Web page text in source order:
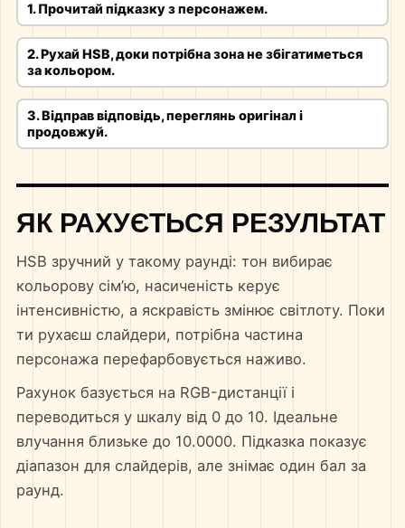
1. Прочитай підказку з персонажем.
2. Рухай HSB, доки потрібна зона не збігатиметься
за кольором.
3. Відправ відповідь, переглянь оригінал і
продовжуй.
ЯК РАХУЄТЬСЯ РЕЗУЛЬТАТ
HSB зручний у такому раунді: тон вибирає
кольорову сім’ю, насиченість керує
інтенсивністю, а яскравість змінює світлоту. Поки
ти рухаєш слайдери, потрібна частина
персонажа перефарбовується наживо.
Рахунок базується на RGB-дистанції і
переводиться у шкалу від 0 до 10. Ідеальне
влучання близьке до 10.0000. Підказка показує
діапазон для слайдерів, але знімає один бал за
раунд.